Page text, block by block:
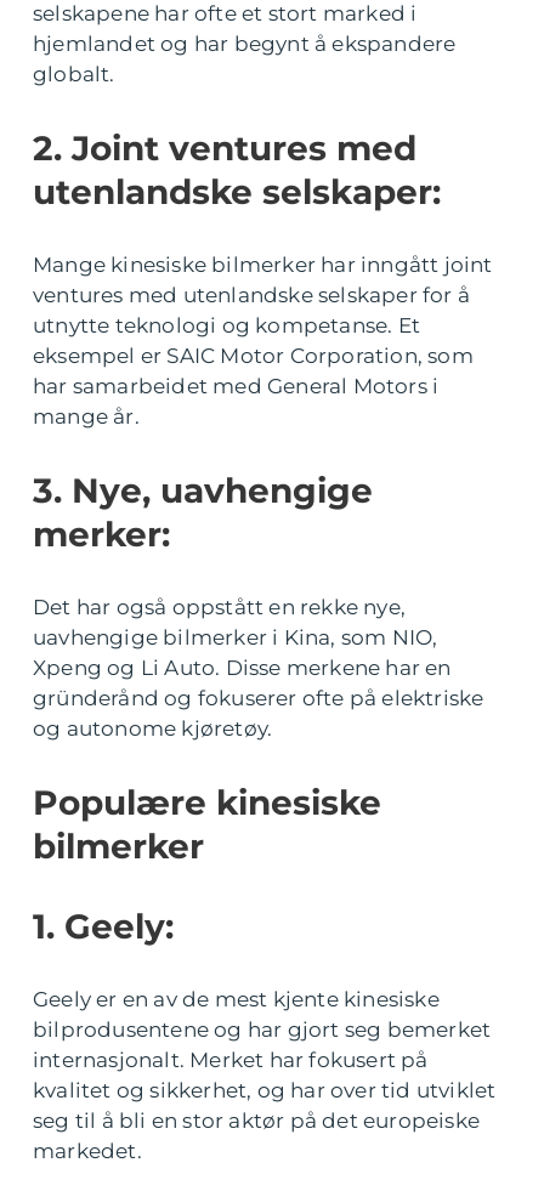
selskapene har ofte et stort marked i
hjemlandet og har begynt å ekspandere
globalt.
2. Joint ventures med
utenlandske selskaper:
Mange kinesiske bilmerker har inngått joint
ventures med utenlandske selskaper for å
utnytte teknologi og kompetanse. Et
eksempel er SAIC Motor Corporation, som
har samarbeidet med General Motors i
mange år.
3. Nye, uavhengige
merker:
Det har også oppstått en rekke nye,
uavhengige bilmerker i Kina, som NIO,
Xpeng og Li Auto. Disse merkene har en
gründerånd og fokuserer ofte på elektriske
og autonome kjøretøy.
Populære kinesiske
bilmerker
1. Geely:
Geely er en av de mest kjente kinesiske
bilprodusentene og har gjort seg bemerket
internasjonalt. Merket har fokusert på
kvalitet og sikkerhet, og har over tid utviklet
seg til å bli en stor aktør på det europeiske
markedet.